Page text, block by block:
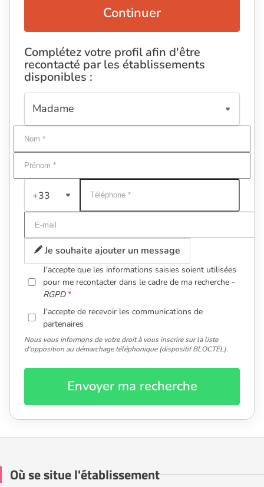
Continuer
Complétez votre profil afin d'être
recontacté par les établissements
disponibles :
+33
Je souhaite ajouter un message
J'accepte que les informations saisies soient utilisées
pour me recontacter dans le cadre de ma recherche -
RGPD
J'accepte de recevoir les communications de
partenaires
Nous vous informons de votre droit à vous inscrire sur la liste
d'opposition au démarchage téléphonique (dispositif BLOCTEL).
Envoyer ma recherche
Où se situe l'établissement